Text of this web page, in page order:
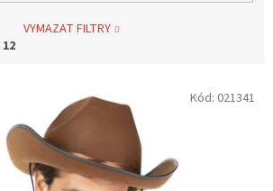
VYMAZAT FILTRY
12
Kód: 021341